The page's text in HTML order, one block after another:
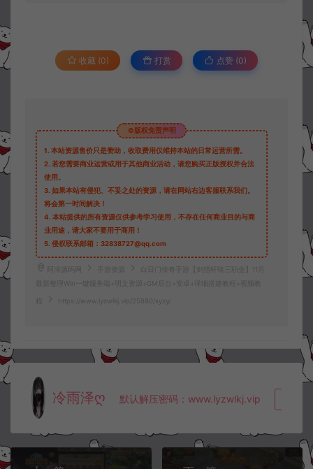
收藏 (0) 打赏 点赞 (0)
©版权免责声明
1. 本站资源售价只是赞助，收取费用仅维持本站的日常运营所需。
2. 若您需要商业运营或用于其他商业活动，请您购买正版授权并合法
使用。
3. 如果本站有侵犯、不妥之处的资源，请在网站右边客服联系我们。
将会第一时间解决！
4. 本站提供的所有资源仅供参考学习使用，不存在任何商业目的与商
业用途，请大家不要用于商用！
5. 侵权联系邮箱：32838727@qq.com
阿泽源码网 手游资源
白日门传奇手游【剑指轩辕三职业】11月
最新整理Win一键服务端+明文资源+GM后台+安卓+详细搭建教程+视频教
程 https://www.lyzwlkj.vip/25880/syzy/
冷雨泽ღ 默认解压密码：www.lyzwlkj.vip